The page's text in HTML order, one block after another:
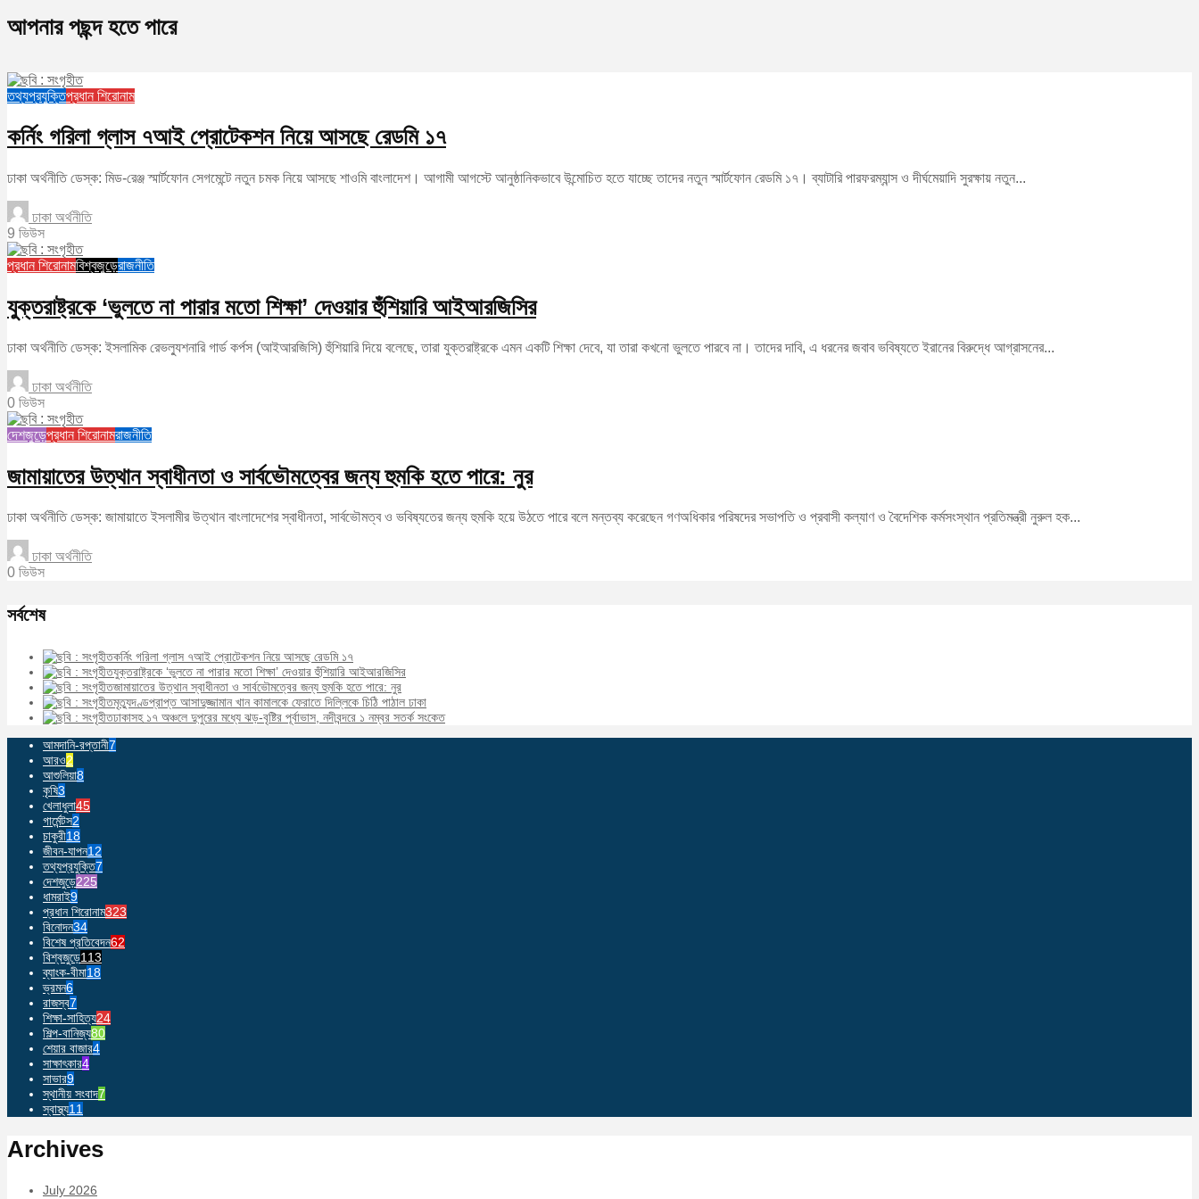
আপনার পছন্দ হতে পারে
তথ্যপ্রযুক্তিপ্রধান শিরোনাম
কর্নিং গরিলা গ্লাস ৭আই প্রোটেকশন নিয়ে আসছে রেডমি ১৭
ঢাকা অর্থনীতি ডেস্ক: মিড-রেঞ্জ স্মার্টফোন সেগমেন্টে নতুন চমক নিয়ে আসছে শাওমি বাংলাদেশ। আগামী আগস্টে আনুষ্ঠানিকভাবে উন্মোচিত হতে যাচ্ছে তাদের নতুন স্মার্টফোন রেডমি ১৭। ব্যাটারি পারফরম্যান্স ও দীর্ঘমেয়াদি সুরক্ষায় নতুন...
ঢাকা অর্থনীতি
9 ভিউস
প্রধান শিরোনামবিশ্বজুড়েরাজনীতি
যুক্তরাষ্ট্রকে ‘ভুলতে না পারার মতো শিক্ষা’ দেওয়ার হুঁশিয়ারি আইআরজিসির
ঢাকা অর্থনীতি ডেস্ক: ইসলামিক রেভল্যুশনারি গার্ড কর্পস (আইআরজিসি) হুঁশিয়ারি দিয়ে বলেছে, তারা যুক্তরাষ্ট্রকে এমন একটি শিক্ষা দেবে, যা তারা কখনো ভুলতে পারবে না। তাদের দাবি, এ ধরনের জবাব ভবিষ্যতে ইরানের বিরুদ্ধে আগ্রাসনের...
ঢাকা অর্থনীতি
0 ভিউস
দেশজুড়েপ্রধান শিরোনামরাজনীতি
জামায়াতের উত্থান স্বাধীনতা ও সার্বভৌমত্বের জন্য হুমকি হতে পারে: নুর
ঢাকা অর্থনীতি ডেস্ক: জামায়াতে ইসলামীর উত্থান বাংলাদেশের স্বাধীনতা, সার্বভৌমত্ব ও ভবিষ্যতের জন্য হুমকি হয়ে উঠতে পারে বলে মন্তব্য করেছেন গণঅধিকার পরিষদের সভাপতি ও প্রবাসী কল্যাণ ও বৈদেশিক কর্মসংস্থান প্রতিমন্ত্রী নুরুল হক...
ঢাকা অর্থনীতি
0 ভিউস
সর্বশেষ
কর্নিং গরিলা গ্লাস ৭আই প্রোটেকশন নিয়ে আসছে রেডমি ১৭
যুক্তরাষ্ট্রকে ‘ভুলতে না পারার মতো শিক্ষা’ দেওয়ার হুঁশিয়ারি আইআরজিসির
জামায়াতের উত্থান স্বাধীনতা ও সার্বভৌমত্বের জন্য হুমকি হতে পারে: নুর
মৃত্যুদণ্ডপ্রাপ্ত আসাদুজ্জামান খান কামালকে ফেরাতে দিল্লিকে চিঠি পাঠাল ঢাকা
ঢাকাসহ ১৭ অঞ্চলে দুপুরের মধ্যে ঝড়-বৃষ্টির পূর্বাভাস, নদীবন্দরে ১ নম্বর সতর্ক সংকেত
আমদানি-রপ্তানী7
আরও2
আশুলিয়া8
কৃষি3
খেলাধুলা45
গার্মেন্টস2
চাকুরী18
জীবন-যাপন12
তথ্যপ্রযুক্তি7
দেশজুড়ে225
ধামরাই9
প্রধান শিরোনাম323
বিনোদন34
বিশেষ প্রতিবেদন62
বিশ্বজুড়ে113
ব্যাংক-বীমা18
ভ্রমন6
রাজস্ব7
শিক্ষা-সাহিত্য24
শিল্প-বানিজ্য80
শেয়ার বাজার4
সাক্ষাৎকার4
সাভার9
স্থানীয় সংবাদ7
স্বাস্থ্য11
Archives
July 2026